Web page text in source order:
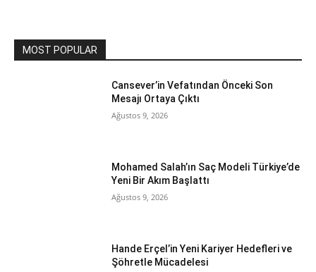
MOST POPULAR
Cansever’in Vefatından Önceki Son
Mesajı Ortaya Çıktı
Ağustos 9, 2026
Mohamed Salah’ın Saç Modeli Türkiye’de
Yeni Bir Akım Başlattı
Ağustos 9, 2026
Hande Erçel’in Yeni Kariyer Hedefleri ve
Şöhretle Mücadelesi